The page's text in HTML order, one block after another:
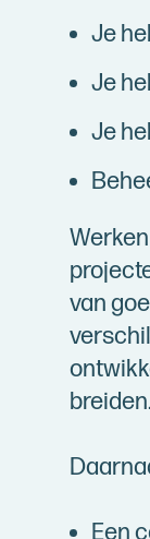
Je
Je
Je
van
breiden.
Een